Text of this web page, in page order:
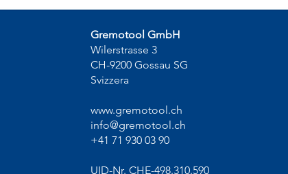
Gremotool GmbH
Wilerstrasse 3
CH-9200 Gossau SG
Svizzera
www.gremotool.ch
info@gremotool.ch
+41 71 930 03 90
UID-Nr. CHE-498.310.590